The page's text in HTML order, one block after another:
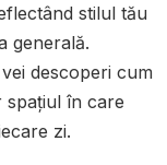
stilul tău
generală.
descoperi cum
în care
zi.